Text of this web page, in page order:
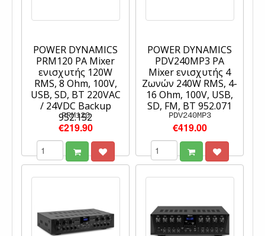
POWER DYNAMICS
PRM120 PA Mixer
ενισχυτής 120W
RMS, 8 Ohm, 100V,
USB, SD, BT 220VAC
/ 24VDC Backup
952.152
PRM120
€219.90
POWER DYNAMICS
PDV240MP3 PA
Mixer ενισχυτής 4
Ζωνών 240W RMS, 4-
16 Ohm, 100V, USB,
SD, FM, BT 952.071
PDV240MP3
€419.00